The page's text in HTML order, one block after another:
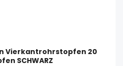
Vierkantrohrstopfen 20
SCHWARZ